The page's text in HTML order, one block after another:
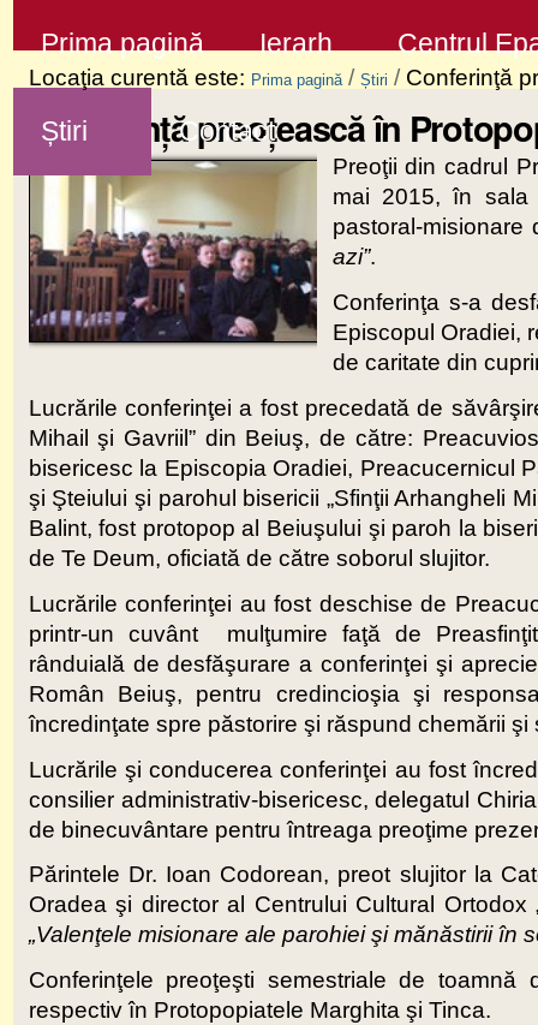
la
conţinut
Sari
navigare
Prima pagină Ierarh Centrul
Știri Contact
Locaţia curentă este: Prima pagină / Știri / Conferinţă
Conferinţă preoţească în
Preoţii din cadrul
mai 2015, în sala
pastoral-
azi”.
Conferinţa s-a
Episcopul Oradiei,
de caritate din
Lucrările conferinţei a fost precedată de
Mihail şi Gavriil” din Beiuş, de către:
bisericesc la Episcopia Oradiei, Preacucernicul
şi Şteiului şi parohul bisericii „Sfinţii Arhangheli
Balint, fost protopop al Beiuşului şi paroh la
de Te Deum, oficiată de către soborul slujitor.
Lucrările conferinţei au fost deschise de
printr-un cuvânt mulţumire faţă de
rânduială de desfăşurare a conferinţei şi
Român Beiuş, pentru credincioşia şi
încredinţate spre păstorire şi răspund chemării şi
Lucrările şi conducerea conferinţei au fost
consilier administrativ-bisericesc, delegatul
de binecuvântare pentru întreaga preoţime
Părintele Dr. Ioan Codorean, preot slujitor la
Oradea şi director al Centrului Cultural
„Valenţele misionare ale parohiei şi mănăstirii în
Conferinţele preoţeşti semestriale de
respectiv în Protopopiatele Marghita şi Tinca.